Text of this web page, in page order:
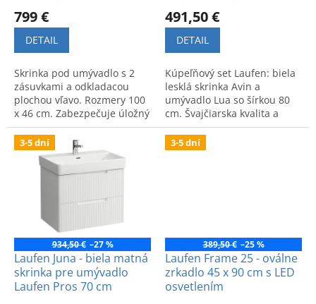
799 €
DETAIL
Skrinka pod umývadlo s 2
zásuvkami a odkladacou
plochou vľavo. Rozmery 100
x 46 cm. Zabezpečuje úložný
priestor a moderný vzhľad.
491,50 €
DETAIL
Kúpeľňový set Laufen: biela
lesklá skrinka Avin a
umývadlo Lua so šírkou 80
cm. Švajčiarska kvalita a
moderný dizajn.
3-5 dní
934,50 € –27 %
Laufen Juna - biela matná
skrinka pre umývadlo
Laufen Pros 70 cm
3-5 dní
389,50 € –25 %
Laufen Frame 25 - oválne
zrkadlo 45 x 90 cm s LED
osvetlením